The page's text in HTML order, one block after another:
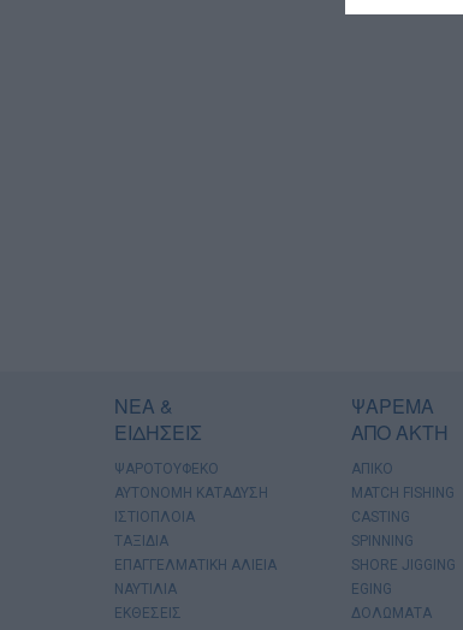
ΝΕΑ &
ΕΙΔΗΣΕΙΣ
ΨΑΡΟΤΟΥΦΕΚΟ
ΑΥΤΟΝΟΜΗ ΚΑΤΑΔΥΣΗ
ΙΣΤΙΟΠΛΟΙΑ
ΤΑΞΙΔΙΑ
ΕΠΑΓΓΕΛΜΑΤΙΚΗ ΑΛΙΕΙΑ
ΝΑΥΤΙΛΙΑ
ΕΚΘΕΣΕΙΣ
ΨΑΡΕΜΑ
ΑΠΟ ΑΚΤΗ
ΑΠΙΚΟ
MATCH FISHING
CASTING
SPINNING
SHORE JIGGING
EGING
ΔΟΛΩΜΑΤΑ